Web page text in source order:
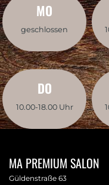
MO
geschlossen
DO
10.00-18.00 Uhr
MA PREMIUM SALON
Güldenstraße 63